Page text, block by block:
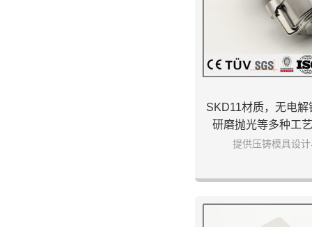
SKD11材质，无电
研磨抛光等多种工
提供压铸模具设